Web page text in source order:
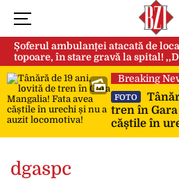
Șoferul ambulanței atacată de
topoare, în stare gravă la spital!
spate, ne omorau…”
Breaking
FOTO
tren în Gara
căștile în
locomotiva!
dgaspc